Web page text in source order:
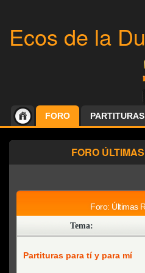
Ecos de la
FORO PARTITURAS
FORO
Foro: Últimas
Tema:
Partituras para tí y para mí